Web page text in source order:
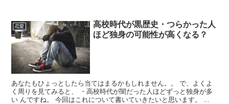
恋愛
高校時代が黒歴史・つらかった人
ほど独身の可能性が高くなる？
あなたもひょっとしたら当てはまるかもしれません。。 で、よくよ
く周りを見てみると、 ・高校時代が闇だった人ほどずっと独身が多
い んですね。 今回はこれについて書いていきたいと思います。 ...